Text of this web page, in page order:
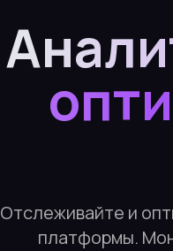
Отслеживайте и
платформы.